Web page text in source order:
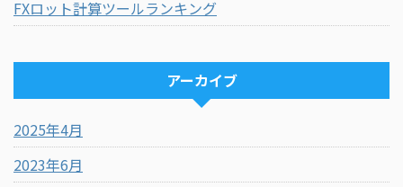
FXロット計算ツールランキング
アーカイブ
2025年4月
2023年6月